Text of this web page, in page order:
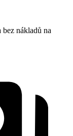
nákladů na